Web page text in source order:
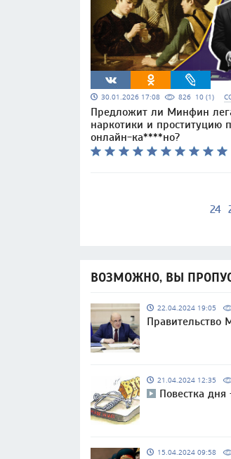
30.01.2026 17:08 826 10 (1)
Предложит ли Минфин
наркотики и проституцию
онлайн-ка****но?
24
ВОЗМОЖНО, ВЫ
22.04.2024 19:05
Правительство
21.04.2024 12:35
Повестка
15.04.2024 09:58